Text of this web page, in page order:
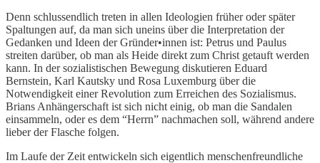
Denn schlussendlich treten in allen Ideologien früher oder später
Spaltungen auf, da man sich uneins über die Interpretation der
Gedanken und Ideen der Gründer•innen ist: Petrus und Paulus
streiten darüber, ob man als Heide direkt zum Christ getauft werden
kann. In der sozialistischen Bewegung diskutieren Eduard
Bernstein, Karl Kautsky und Rosa Luxemburg über die
Notwendigkeit einer Revolution zum Erreichen des Sozialismus.
Brians Anhängerschaft ist sich nicht einig, ob man die Sandalen
einsammeln, oder es dem “Herrn” nachmachen soll, während andere
lieber der Flasche folgen.
Im Laufe der Zeit entwickeln sich eigentlich menschenfreundliche